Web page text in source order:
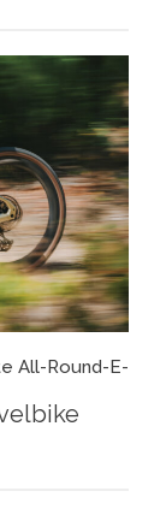
All-Round-E-